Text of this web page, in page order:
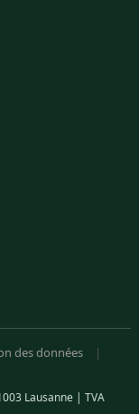
des données
|
Lausanne | TVA